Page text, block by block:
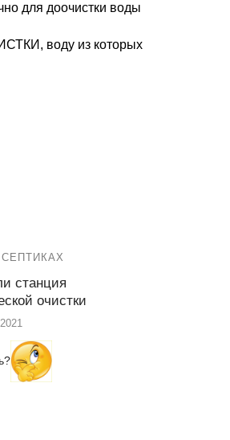
для доочистки воды
воду из которых
станция
очистки